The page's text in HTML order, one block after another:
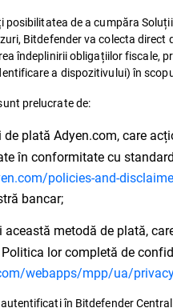
posibilitatea de a cumpăra
Bitdefender va colecta
îndeplinirii obligațiilor fiscale,
a dispozitivului) în
prelucrate de:
plată Adyen.com, care
în conformitate cu
policies-and-
bancar;
această metodă de plată,
lor completă de
webapps/mpp/ua/
în Bitdefender